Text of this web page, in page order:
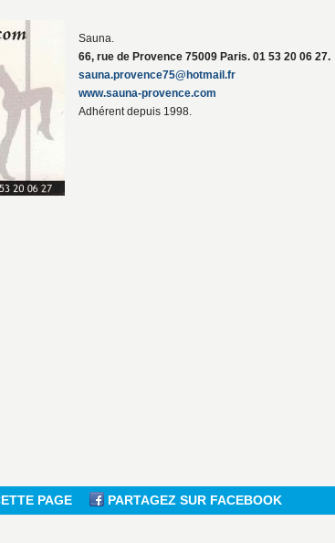
Sauna.
66, rue de Provence 75009 Paris. 01 53 20 06 27.
sauna.provence75@hotmail.fr
www.sauna-provence.com
Adhérent depuis 1998.
PAGE PARTAGEZ SUR FACEBOOK